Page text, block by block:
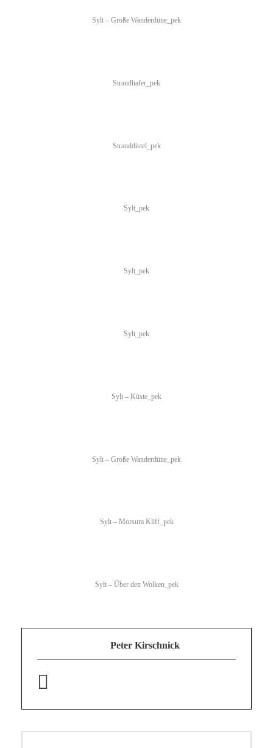
Sylt – Große Wanderdüne_pek
Strandhafer_pek
Stranddistel_pek
Sylt_pek
Sylt_pek
Sylt_pek
Sylt – Küste_pek
Sylt – Große Wanderdüne_pek
Sylt – Morsum Kliff_pek
Sylt – Über den Wolken_pek
Peter Kirschnick